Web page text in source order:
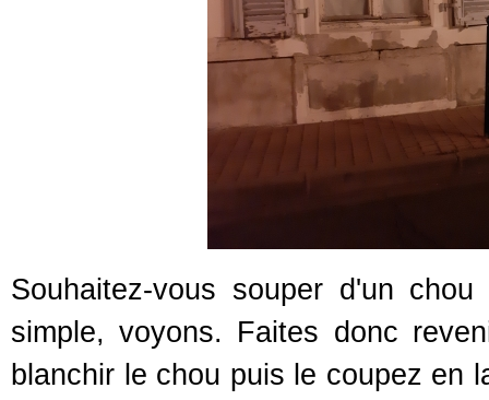
Souhaitez-vous souper d'un
simple, voyons. Faites donc
blanchir le chou puis le coupez en